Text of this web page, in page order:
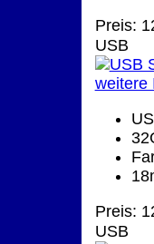
Preis:
USB
weitere
Preis:
USB